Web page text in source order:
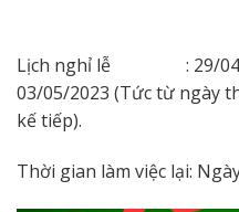
Lịch nghỉ lễ : 29/04/
03/05/2023 (Tức từ ngày
kế tiếp).
Thời gian làm việc lại: